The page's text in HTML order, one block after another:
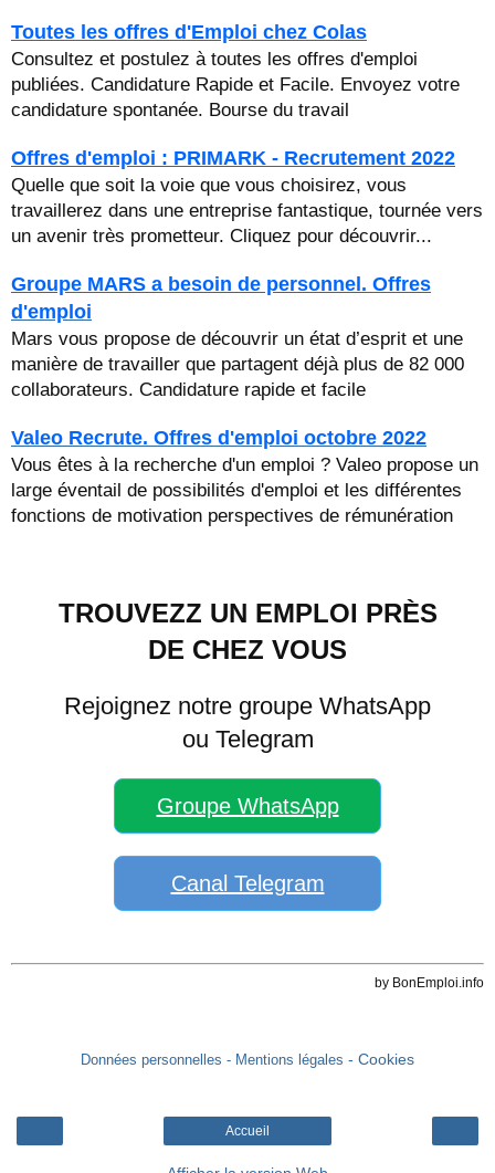
Toutes les offres d'Emploi chez Colas
Consultez et postulez à toutes les offres d'emploi
publiées. Candidature Rapide et Facile. Envoyez votre
candidature spontanée. Bourse du travail
Offres d'emploi : PRIMARK - Recrutement 2022
Quelle que soit la voie que vous choisirez, vous
travaillerez dans une entreprise fantastique, tournée vers
un avenir très prometteur. Cliquez pour découvrir...
Groupe MARS a besoin de personnel. Offres
d'emploi
Mars vous propose de découvrir un état d’esprit et une
manière de travailler que partagent déjà plus de 82 000
collaborateurs. Candidature rapide et facile
Valeo Recrute. Offres d'emploi octobre 2022
Vous êtes à la recherche d'un emploi ? Valeo propose un
large éventail de possibilités d'emploi et les différentes
fonctions de motivation perspectives de rémunération
TROUVEZZ UN EMPLOI PRÈS
DE CHEZ VOUS
Rejoignez notre groupe WhatsApp
ou Telegram
Groupe WhatsApp
Canal Telegram
by BonEmploi.info
Données personnelles - Mentions légales - Cookies
Accueil